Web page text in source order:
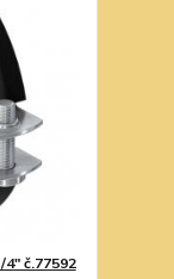
č.77592